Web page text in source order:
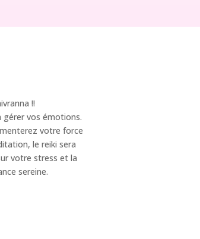
!!
gérer vos émotions.
votre force
le reiki sera
votre stress et la
sereine.